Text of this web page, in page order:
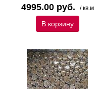
4995.00 руб. / кв.м
В корзину